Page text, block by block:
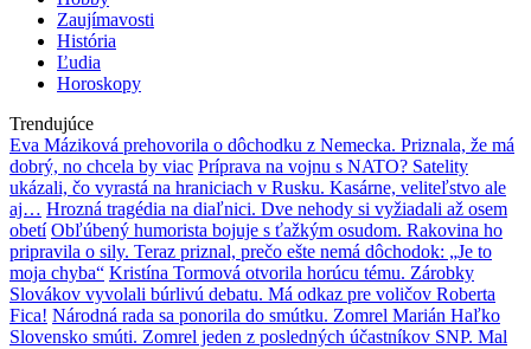
Zaujímavosti
História
Ľudia
Horoskopy
Trendujúce
Eva Máziková prehovorila o dôchodku z Nemecka. Priznala, že má
dobrý, no chcela by viac Príprava na vojnu s NATO? Satelity
ukázali, čo vyrastá na hraniciach v Rusku. Kasárne, veliteľstvo ale
aj… Hrozná tragédia na diaľnici. Dve nehody si vyžiadali až osem
obetí Obľúbený humorista bojuje s ťažkým osudom. Rakovina ho
pripravila o sily. Teraz priznal, prečo ešte nemá dôchodok: „Je to
moja chyba“ Kristína Tormová otvorila horúcu tému. Zárobky
Slovákov vyvolali búrlivú debatu. Má odkaz pre voličov Roberta
Fica! Národná rada sa ponorila do smútku. Zomrel Marián Haľko
Slovensko smúti. Zomrel jeden z posledných účastníkov SNP. Mal